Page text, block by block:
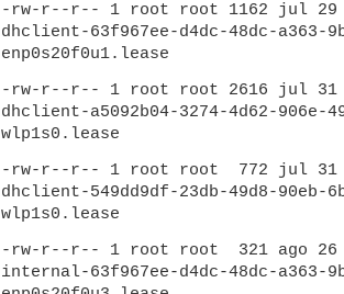
-rw-r--r-- 1 root root 1162 jul 29
dhclient-63f967ee-d4dc-48dc-a363-
enp0s20f0u1.lease
-rw-r--r-- 1 root root 2616 jul 31
dhclient-a5092b04-3274-4d62-906e-
wlp1s0.lease
-rw-r--r-- 1 root root 772 jul 31
dhclient-549dd9df-23db-49d8-90eb-
wlp1s0.lease
-rw-r--r-- 1 root root 321 ago 26
internal-63f967ee-d4dc-48dc-a363-